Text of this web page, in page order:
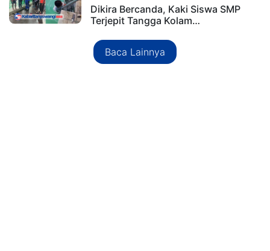
Dikira Bercanda, Kaki Siswa SMP
Terjepit Tangga Kolam…
Baca Lainnya